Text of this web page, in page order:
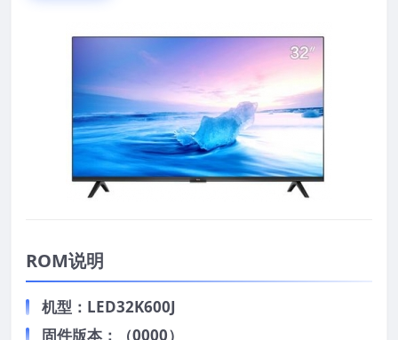
ROM说明
机型：LED32K600J
固件版本：（0000）